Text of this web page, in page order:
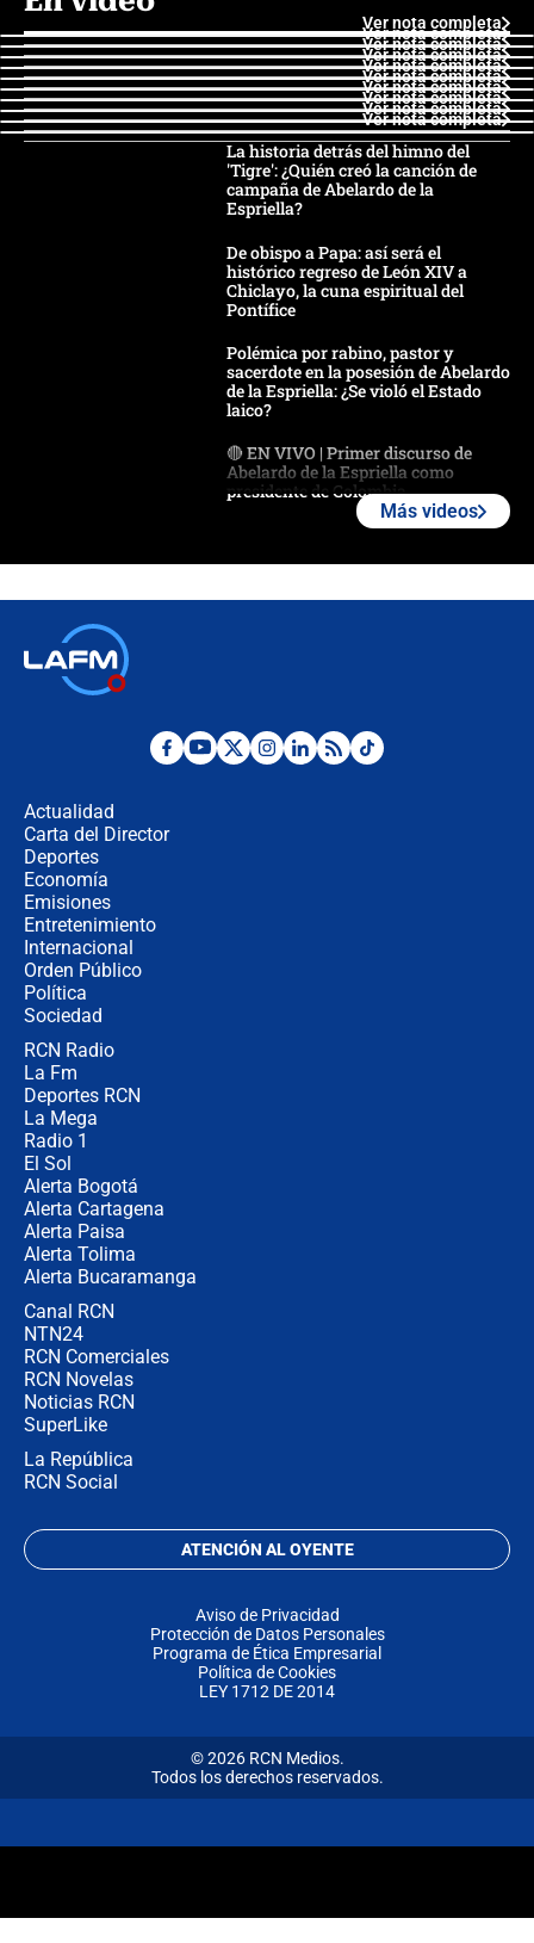
Ver nota completa
Ver nota completa
Ver nota completa
Ver nota completa
Ver nota completa
Ver nota completa
Ver nota completa
Ver nota completa
Ver nota completa
Ver nota completa
La historia detrás del himno del
'Tigre': ¿Quién creó la canción de
campaña de Abelardo de la
Espriella?
De obispo a Papa: así será el
histórico regreso de León XIV a
Chiclayo, la cuna espiritual del
Pontífice
Polémica por rabino, pastor y
sacerdote en la posesión de Abelardo
de la Espriella: ¿Se violó el Estado
laico?
🔴 EN VIVO | Primer discurso de
Abelardo de la Espriella como
presidente de Colombia
Desde dermatitis hasta infecciones:
Más videos
Actualidad
Carta del Director
Deportes
Economía
Emisiones
Entretenimiento
Internacional
Orden Público
Política
Sociedad
RCN Radio
La Fm
Deportes RCN
La Mega
Radio 1
El Sol
Alerta Bogotá
Alerta Cartagena
Alerta Paisa
Alerta Tolima
Alerta Bucaramanga
Canal RCN
NTN24
RCN Comerciales
RCN Novelas
Noticias RCN
SuperLike
La República
RCN Social
ATENCIÓN AL OYENTE
Aviso de Privacidad
Protección de Datos Personales
Programa de Ética Empresarial
Política de Cookies
LEY 1712 DE 2014
© 2026 RCN Medios.
Todos los derechos reservados.